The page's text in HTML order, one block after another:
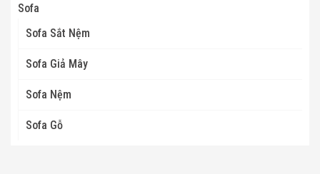
Sofa
Sofa Sắt Nệm
Sofa Giả Mây
Sofa Nệm
Sofa Gỗ